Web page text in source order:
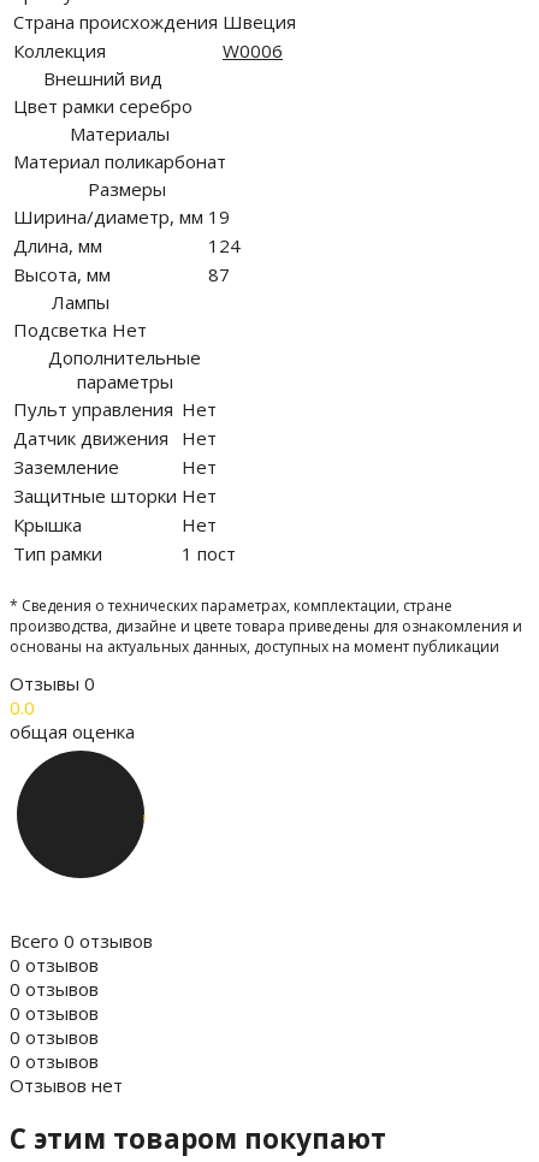
Страна происхождения Швеция
Коллекция
W0006
Внешний вид
Цвет рамки серебро
Материалы
Материал поликарбонат
Размеры
Ширина/диаметр, мм 19
Длина, мм
124
Высота, мм
87
Лампы
Подсветка Нет
Дополнительные
параметры
Пульт управления Нет
Датчик движения
Нет
Заземление
Нет
Защитные шторки Нет
Крышка
Нет
Тип рамки
1 пост
* Сведения о технических параметрах, комплектации, стране
производства, дизайне и цвете товара приведены для ознакомления и
основаны на актуальных данных, доступных на момент публикации
Отзывы 0
0.0
общая оценка
Всего 0 отзывов
0 отзывов
0 отзывов
0 отзывов
0 отзывов
0 отзывов
Отзывов нет
C этим товаром покупают